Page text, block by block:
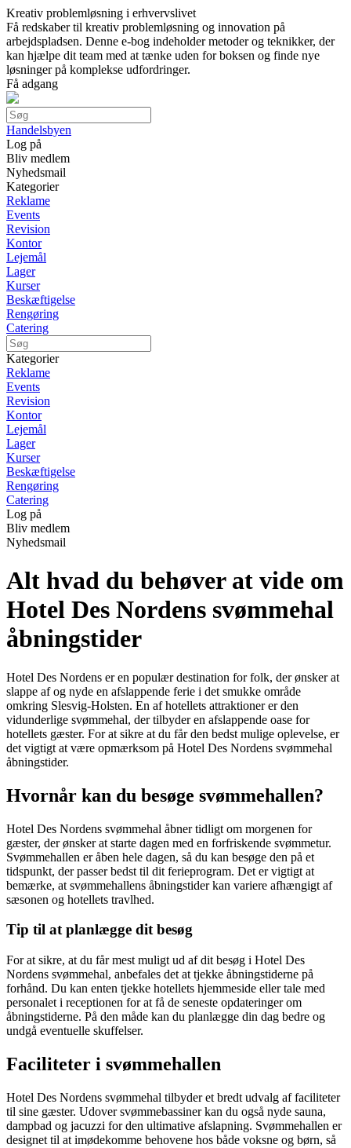
Kreativ problemløsning i erhvervslivet
Få redskaber til kreativ problemløsning og innovation på
arbejdspladsen. Denne e-bog indeholder metoder og teknikker, der
kan hjælpe dit team med at tænke uden for boksen og finde nye
løsninger på komplekse udfordringer.
Få adgang
Handelsbyen
Log på
Bliv medlem
Nyhedsmail
Kategorier
Reklame
Events
Revision
Kontor
Lejemål
Lager
Kurser
Beskæftigelse
Rengøring
Catering
Kategorier
Reklame
Events
Revision
Kontor
Lejemål
Lager
Kurser
Beskæftigelse
Rengøring
Catering
Log på
Bliv medlem
Nyhedsmail
Alt hvad du behøver at vide om
Hotel Des Nordens svømmehal
åbningstider
Hotel Des Nordens er en populær destination for folk, der ønsker at
slappe af og nyde en afslappende ferie i det smukke område
omkring Slesvig-Holsten. En af hotellets attraktioner er den
vidunderlige svømmehal, der tilbyder en afslappende oase for
hotellets gæster. For at sikre at du får den bedst mulige oplevelse, er
det vigtigt at være opmærksom på Hotel Des Nordens svømmehal
åbningstider.
Hvornår kan du besøge svømmehallen?
Hotel Des Nordens svømmehal åbner tidligt om morgenen for
gæster, der ønsker at starte dagen med en forfriskende svømmetur.
Svømmehallen er åben hele dagen, så du kan besøge den på et
tidspunkt, der passer bedst til dit ferieprogram. Det er vigtigt at
bemærke, at svømmehallens åbningstider kan variere afhængigt af
sæsonen og hotellets travlhed.
Tip til at planlægge dit besøg
For at sikre, at du får mest muligt ud af dit besøg i Hotel Des
Nordens svømmehal, anbefales det at tjekke åbningstiderne på
forhånd. Du kan enten tjekke hotellets hjemmeside eller tale med
personalet i receptionen for at få de seneste opdateringer om
åbningstiderne. På den måde kan du planlægge din dag bedre og
undgå eventuelle skuffelser.
Faciliteter i svømmehallen
Hotel Des Nordens svømmehal tilbyder et bredt udvalg af faciliteter
til sine gæster. Udover svømmebassiner kan du også nyde sauna,
dampbad og jacuzzi for den ultimative afslapning. Svømmehallen er
designet til at imødekomme behovene hos både voksne og børn, så